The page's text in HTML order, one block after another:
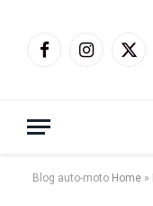
FacebookInstagram
X
Blog auto-moto Home »